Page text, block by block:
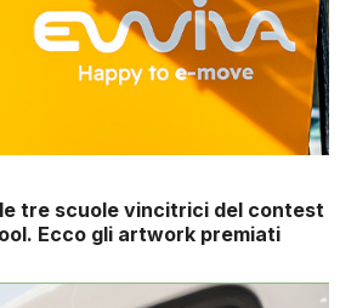
tre scuole vincitrici del contest
Ecco gli artwork premiati